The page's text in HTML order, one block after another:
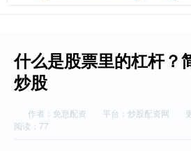
什么是股票里的杠杆？
炒股
作者：免息配资 平台：炒股配资网
阅读：77